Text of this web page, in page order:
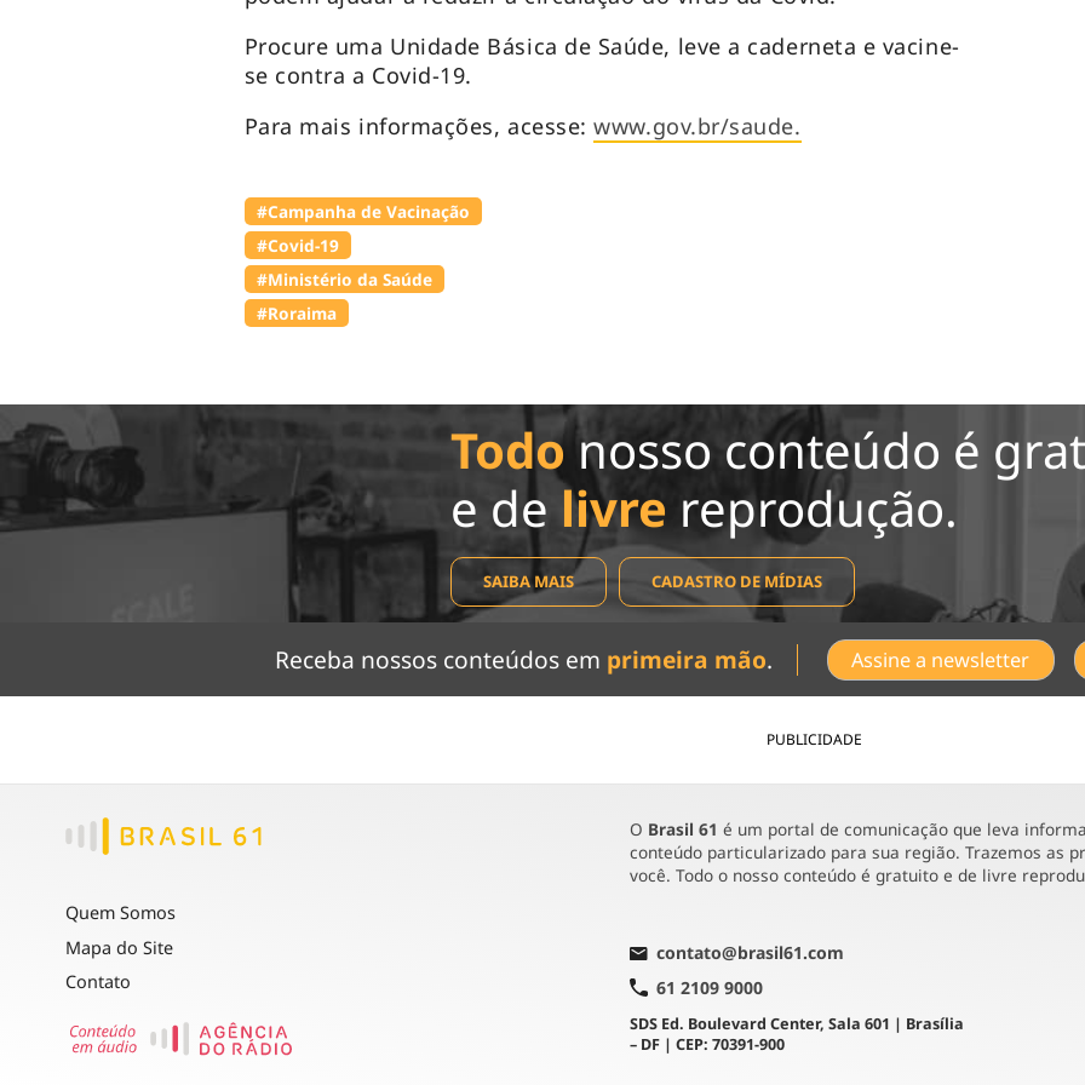
Procure uma Unidade Básica de Saúde, leve a caderneta e vacine-
se contra a Covid-19.
Para mais informações, acesse:www.gov.br/saude.
#Campanha de Vacinação
#Covid-19
#Ministério da Saúde
#Roraima
Todonosso conteúdo é
e de livre reprodução.
SAIBA MAIS CADASTRO DE MÍDIAS
Receba nossos conteúdos em primeira mão. Assine a newsletter
PUBLICIDADE
Quem Somos
Mapa do Site
Contato
O Brasil 61 é um portal de comunicação que leva
conteúdo particularizado para sua região. Trazemos as
você. Todo o nosso conteúdo é gratuito e de livre
contato@brasil61.com
61 2109 9000
SDS Ed. Boulevard Center, Sala 601 | Brasília
– DF | CEP: 70391-900